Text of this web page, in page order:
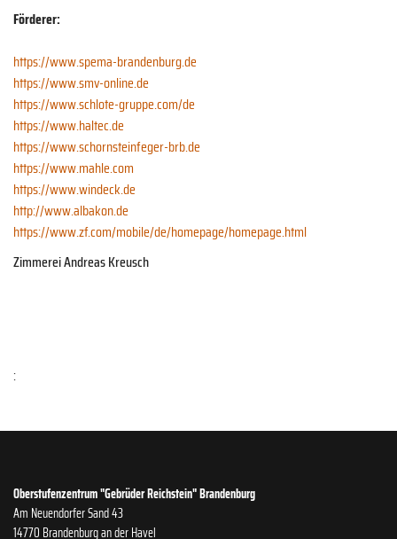
Förderer:
https://www.spema-brandenburg.de
https://www.smv-online.de
https://www.schlote-gruppe.com/de
https://www.haltec.de
https://www.schornsteinfeger-brb.de
https://www.mahle.com
https://www.windeck.de
http://www.albakon.de
https://www.zf.com/mobile/de/homepage/homepage.html
Zimmerei Andreas Kreusch
:
Oberstufenzentrum "Gebrüder Reichstein" Brandenburg
Am Neuendorfer Sand 43
14770 Brandenburg an der Havel